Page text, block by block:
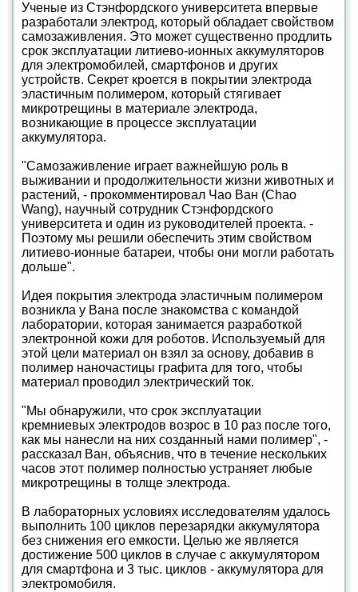
Ученые из Стэнфордского университета впервые
разработали электрод, который обладает свойством
самозаживления. Это может существенно продлить
срок эксплуатации литиево-ионных аккумуляторов
для электромобилей, смартфонов и других
устройств. Секрет кроется в покрытии электрода
эластичным полимером, который стягивает
микротрещины в материале электрода,
возникающие в процессе эксплуатации
аккумулятора.
"Самозаживление играет важнейшую роль в
выживании и продолжительности жизни животных и
растений, - прокомментировал Чао Ван (Chao
Wang), научный сотрудник Стэнфордского
университета и один из руководителей проекта. -
Поэтому мы решили обеспечить этим свойством
литиево-ионные батареи, чтобы они могли работать
дольше".
Идея покрытия электрода эластичным полимером
возникла у Вана после знакомства с командой
лаборатории, которая занимается разработкой
электронной кожи для роботов. Используемый для
этой цели материал он взял за основу, добавив в
полимер наночастицы графита для того, чтобы
материал проводил электрический ток.
"Мы обнаружили, что срок эксплуатации
кремниевых электродов возрос в 10 раз после того,
как мы нанесли на них созданный нами полимер", -
рассказал Ван, объяснив, что в течение нескольких
часов этот полимер полностью устраняет любые
микротрещины в толще электрода.
В лабораторных условиях исследователям удалось
выполнить 100 циклов перезарядки аккумулятора
без снижения его емкости. Целью же является
достижение 500 циклов в случае с аккумулятором
для смартфона и 3 тыс. циклов - аккумулятора для
электромобиля.